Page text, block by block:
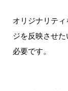
オリジナリテ
ジを反映させ
必要です。